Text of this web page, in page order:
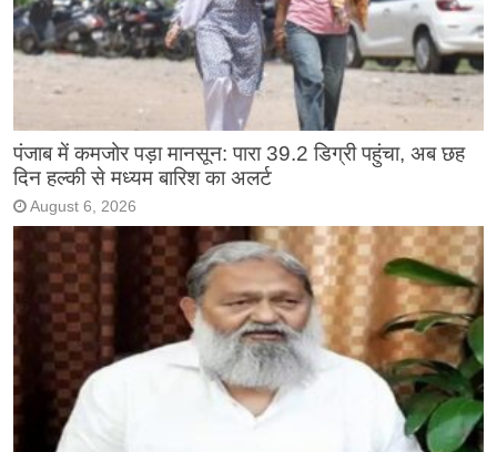
पंजाब में कमजोर पड़ा मानसून: पारा 39.2 डिग्री पहुंचा, अब छह
दिन हल्की से मध्यम बारिश का अलर्ट
August 6, 2026